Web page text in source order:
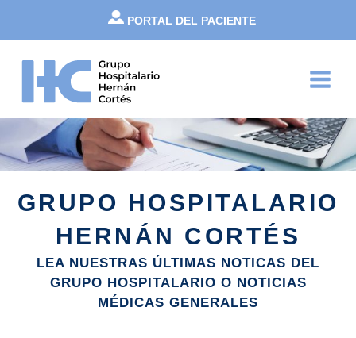
contenido
PORTAL DEL PACIENTE
Menu
GRUPO HOSPITALARIO
HERNÁN CORTÉS
LEA NUESTRAS ÚLTIMAS NOTICAS DEL
GRUPO HOSPITALARIO O NOTICIAS
MÉDICAS GENERALES